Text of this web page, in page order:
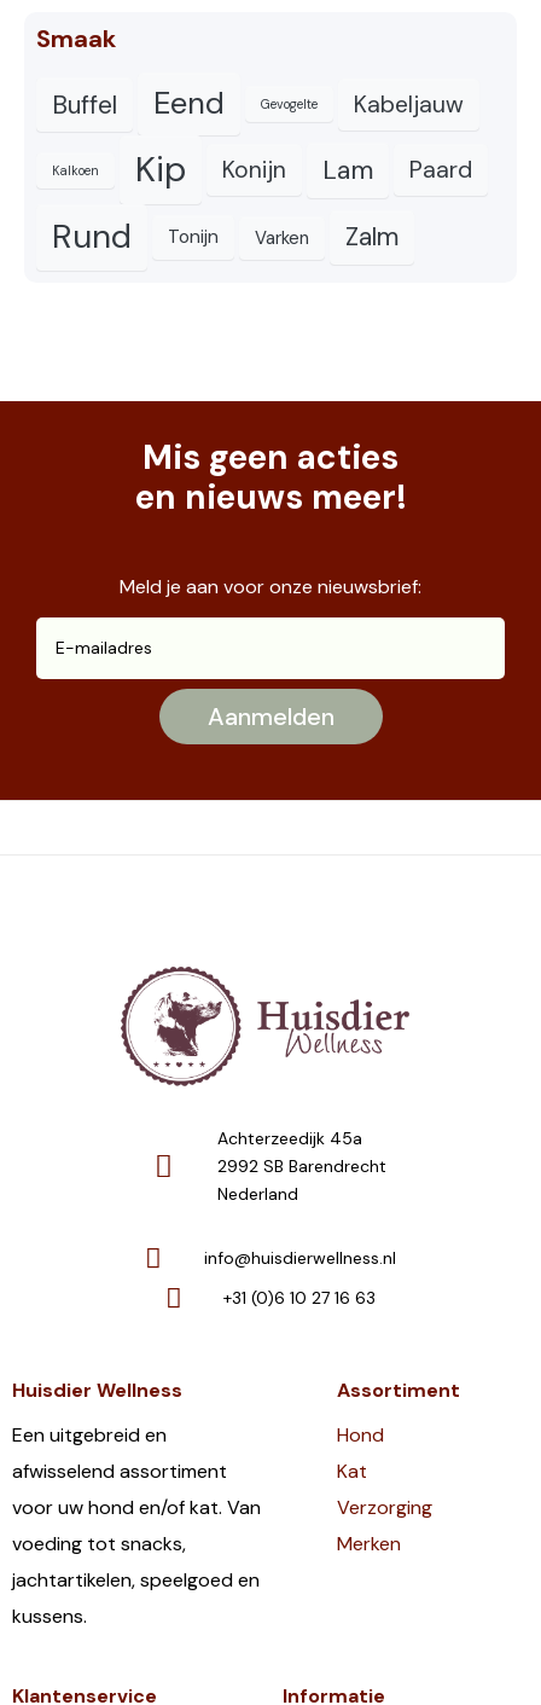
Smaak
Buffel Eend Gevogelte Kabeljauw
Kalkoen Kip Konijn Lam Paard
Rund Tonijn Varken Zalm
Mis geen acties
en nieuws meer!
Meld je aan voor onze nieuwsbrief:
Achterzeedijk 45a
2992 SB Barendrecht
Nederland
info@huisdierwellness.nl
+31 (0)6 10 27 16 63
Huisdier Wellness
Een uitgebreid en
afwisselend assortiment
voor uw hond en/of kat. Van
voeding tot snacks,
jachtartikelen, speelgoed en
kussens.
Assortiment
Hond
Kat
Verzorging
Merken
Klantenservice Informatie